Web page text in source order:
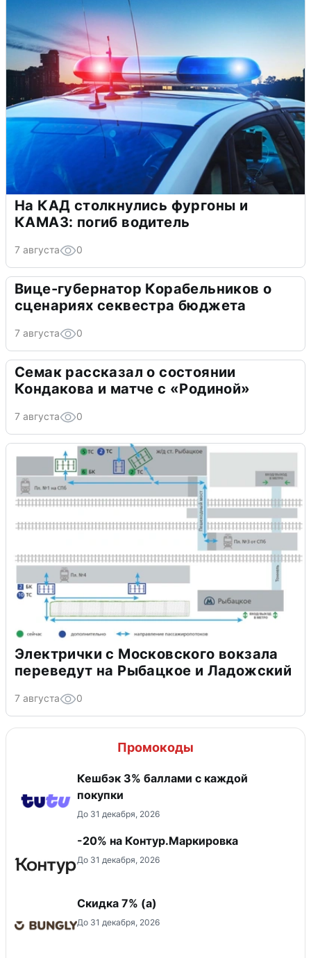
На КАД столкнулись фургоны и
КАМАЗ: погиб водитель
7 августа 0
Вице-губернатор Корабельников о
сценариях секвестра бюджета
7 августа 0
Семак рассказал о состоянии
Кондакова и матче с «Родиной»
7 августа 0
Электрички с Московского вокзала
переведут на Рыбацкое и Ладожский
7 августа 0
Промокоды
Кешбэк 3% баллами с каждой
покупки
До 31 декабря, 2026
-20% на Контур.Маркировка
До 31 декабря, 2026
Скидка ​7% (а)
До 31 декабря, 2026